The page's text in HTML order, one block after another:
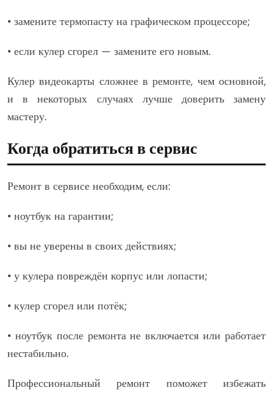
• замените термопасту на графическом процессоре;
• если кулер сгорел — замените его новым.
Кулер видеокарты сложнее в ремонте, чем основной,
и в некоторых случаях лучше доверить замену
мастеру.
Когда обратиться в сервис
Ремонт в сервисе необходим, если:
• ноутбук на гарантии;
• вы не уверены в своих действиях;
• у кулера повреждён корпус или лопасти;
• кулер сгорел или потёк;
• ноутбук после ремонта не включается или работает
нестабильно.
Профессиональный ремонт поможет избежать